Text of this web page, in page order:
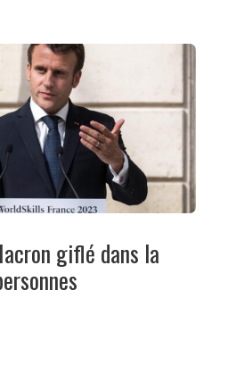
giflé dans la